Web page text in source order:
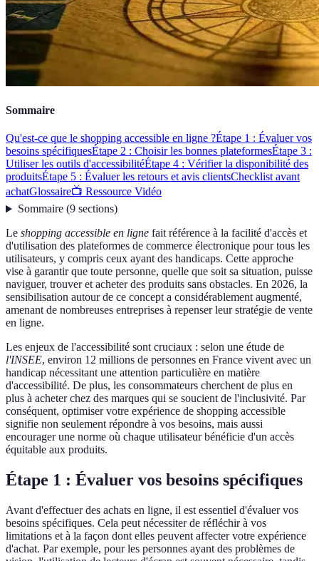
Sommaire
Qu'est-ce que le shopping accessible en ligne ?Étape 1 : Évaluer vos
besoins spécifiquesÉtape 2 : Choisir les bonnes plateformesÉtape 3 :
Utiliser les outils d'accessibilitéÉtape 4 : Vérifier la disponibilité des
produitsÉtape 5 : Évaluer les retours et avis clientsChecklist avant
achatGlossaire📺 Ressource Vidéo
Sommaire(9 sections)
Le shopping accessible en ligne fait référence à la facilité d'accès et
d'utilisation des plateformes de commerce électronique pour tous les
utilisateurs, y compris ceux ayant des handicaps. Cette approche
vise à garantir que toute personne, quelle que soit sa situation, puisse
naviguer, trouver et acheter des produits sans obstacles. En 2026, la
sensibilisation autour de ce concept a considérablement augmenté,
amenant de nombreuses entreprises à repenser leur stratégie de vente
en ligne.
Les enjeux de l'accessibilité sont cruciaux : selon une étude de
l'INSEE, environ 12 millions de personnes en France vivent avec un
handicap nécessitant une attention particulière en matière
d'accessibilité. De plus, les consommateurs cherchent de plus en
plus à acheter chez des marques qui se soucient de l'inclusivité. Par
conséquent, optimiser votre expérience de shopping accessible
signifie non seulement répondre à vos besoins, mais aussi
encourager une norme où chaque utilisateur bénéficie d'un accès
équitable aux produits.
Étape 1 : Évaluer vos besoins spécifiques
Avant d'effectuer des achats en ligne, il est essentiel d'évaluer vos
besoins spécifiques. Cela peut nécessiter de réfléchir à vos
limitations et à la façon dont elles peuvent affecter votre expérience
d'achat. Par exemple, pour les personnes ayant des problèmes de